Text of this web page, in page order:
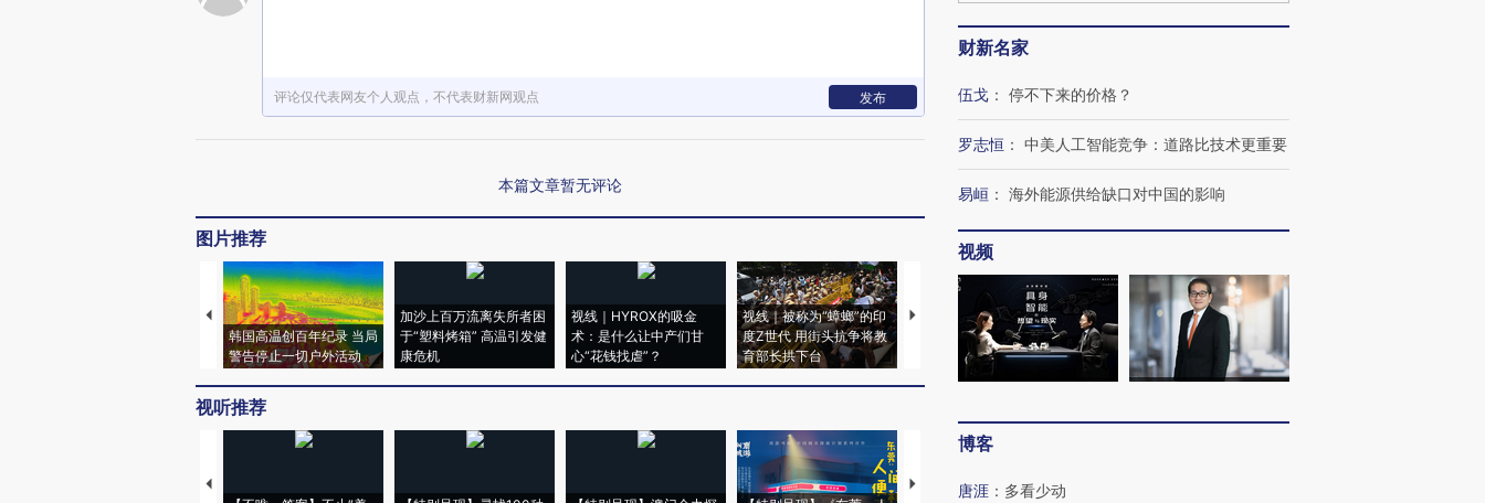
评论仅代表网友个人观点，不代表财新网观点 发布
本篇文章暂无评论
图片推荐
韩国高温创百年纪录 当局
警告停止一切户外活动
加沙上百万流离失所者困
于“塑料烤箱” 高温引发健
康危机
视线｜HYROX的吸金
术：是什么让中产们甘
心“花钱找虐”？
视线｜被称为“蟑螂”的印
度Z世代 用街头抗争将教
育部长拱下台
视线｜“入侵”还是“人道危
机”？难民潮撕裂西班牙
飞地休达
湖北宜昌局部短时降雨
128毫米 紧急转移近
4000人
哈尔滨遭遇短时极端强降
雨 3小时累计雨量超80毫
米
视听推荐
【推广】走进第四届链博
财新名家
伍戈 ： 停不下来的价格？
罗志恒 ： 中美人工智能竞争：道路比技术更重要
易峘 ： 海外能源供给缺口对中国的影响
视频
博客
唐涯 ： 多看少动